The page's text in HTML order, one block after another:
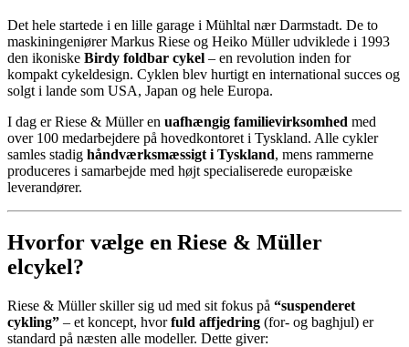
Det hele startede i en lille garage i Mühltal nær Darmstadt. De to
maskiningeniører Markus Riese og Heiko Müller udviklede i 1993
den ikoniske Birdy foldbar cykel – en revolution inden for
kompakt cykeldesign. Cyklen blev hurtigt en international succes og
solgt i lande som USA, Japan og hele Europa.
I dag er Riese & Müller en uafhængig familievirksomhed med
over 100 medarbejdere på hovedkontoret i Tyskland. Alle cykler
samles stadig håndværksmæssigt i Tyskland, mens rammerne
produceres i samarbejde med højt specialiserede europæiske
leverandører.
Hvorfor vælge en Riese & Müller
elcykel?
Riese & Müller skiller sig ud med sit fokus på “suspenderet
cykling” – et koncept, hvorfuld affjedring (for- og baghjul) er
standard på næsten alle modeller. Dette giver: